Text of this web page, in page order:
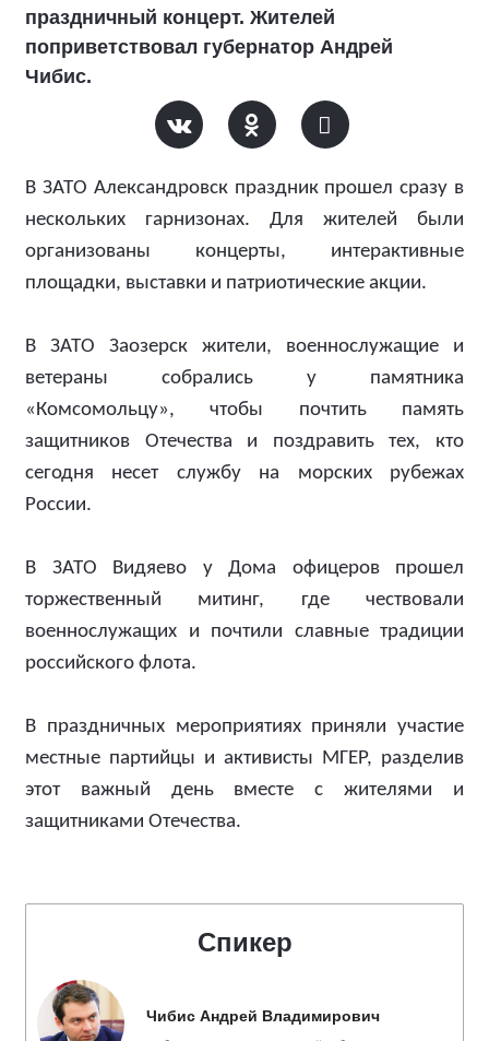
праздничный концерт. Жителей
поприветствовал губернатор Андрей
Чибис.
В ЗАТО Александровск праздник прошел сразу в
нескольких гарнизонах. Для жителей были
организованы концерты, интерактивные
площадки, выставки и патриотические акции.
В ЗАТО Заозерск жители, военнослужащие и
ветераны собрались у памятника
«Комсомольцу», чтобы почтить память
защитников Отечества и поздравить тех, кто
сегодня несет службу на морских рубежах
России.
В ЗАТО Видяево у Дома офицеров прошел
торжественный митинг, где чествовали
военнослужащих и почтили славные традиции
российского флота.
В праздничных мероприятиях приняли участие
местные партийцы и активисты МГЕР, разделив
этот важный день вместе с жителями и
защитниками Отечества.
Спикер
Чибис Андрей Владимирович